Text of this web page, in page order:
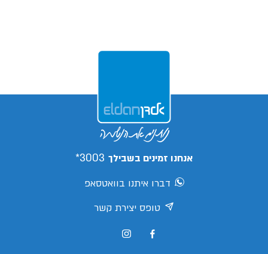
אנחנו זמינים בשבילך 3003*
דברו איתנו בוואטסאפ
טופס יצירת קשר